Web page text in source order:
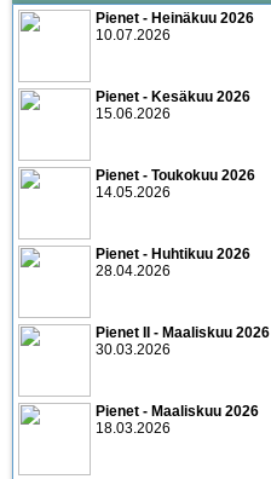
Pienet - Heinäkuu 2026
10.07.2026
Pienet - Kesäkuu 2026
15.06.2026
Pienet - Toukokuu 2026
14.05.2026
Pienet - Huhtikuu 2026
28.04.2026
Pienet II - Maaliskuu 2026
30.03.2026
Pienet - Maaliskuu 2026
18.03.2026